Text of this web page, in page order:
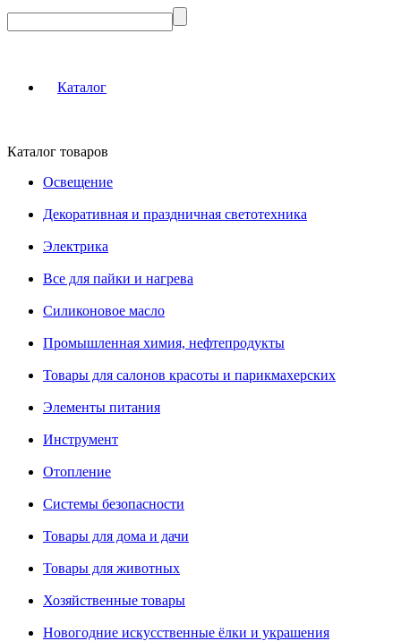
Каталог
Каталог товаров
Освещение
Декоративная и праздничная светотехника
Электрика
Все для пайки и нагрева
Силиконовое масло
Промышленная химия, нефтепродукты
Товары для салонов красоты и парикмахерских
Элементы питания
Инструмент
Отопление
Системы безопасности
Товары для дома и дачи
Товары для животных
Хозяйственные товары
Новогодние искусственные ёлки и украшения